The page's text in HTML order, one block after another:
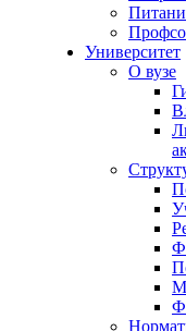
Университет
О вузе